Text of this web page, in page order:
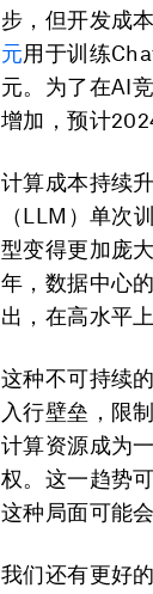
步，但开发成
元用于训练
元。为了在AI
增加，预计
计算成本持续
（LLM）单次
型变得更加庞
年，数据中心
出，在高水平
这种不可持续
入行壁垒，限
计算资源成为
权。这一趋势
这种局面可能
我们还有更好的